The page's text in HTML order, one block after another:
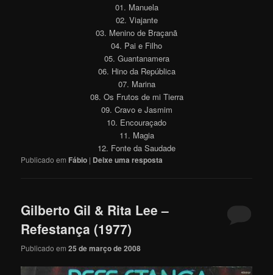
01. Manuela
02. Viajante
03. Menino de Braçanã
04. Pai e Filho
05. Guantanamera
06. Hino da República
07. Marina
08. Os Frutos de mi Tierra
09. Cravo e Jasmim
10. Encouraçado
11. Magia
12. Fonte da Saudade
Publicado em Fábio | Deixe uma resposta
Gilberto Gil & Rita Lee –
Refestança (1977)
Publicado em25 de março de 2008